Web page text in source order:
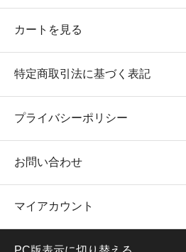
カートを見る
特定商取引法に基づく表記
プライバシーポリシー
お問い合わせ
マイアカウント